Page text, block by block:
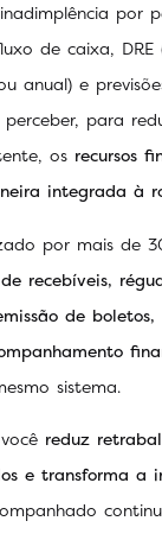
por
de caixa, DRE
anual) e
para
os recursos
integrada à
por mais de
recebíveis,
de boletos,
sistema.
reduz
e transforma a